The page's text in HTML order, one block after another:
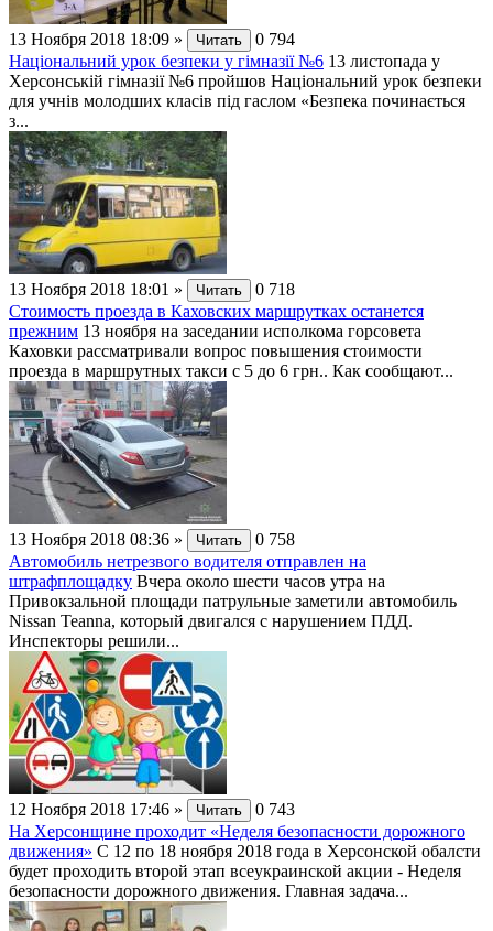
13 Ноября 2018 18:09 » Читать 0 794
Національний урок безпеки у гімназії №6 13 листопада у
Херсонській гімназії №6 пройшов Національний урок безпеки
для учнів молодших класів під гаслом «Безпека починається
з...
13 Ноября 2018 18:01 » Читать 0 718
Стоимость проезда в Каховских маршрутках останется
прежним 13 ноября на заседании исполкома горсовета
Каховки рассматривали вопрос повышения стоимости
проезда в маршрутных такси с 5 до 6 грн.. Как сообщают...
13 Ноября 2018 08:36 » Читать 0 758
Автомобиль нетрезвого водителя отправлен на
штрафплощадку Вчера около шести часов утра на
Привокзальной площади патрульные заметили автомобиль
Nissan Teanna, который двигался с нарушением ПДД.
Инспекторы решили...
12 Ноября 2018 17:46 » Читать 0 743
На Херсонщине проходит «Неделя безопасности дорожного
движения» С 12 по 18 ноября 2018 года в Херсонской обалсти
будет проходить второй этап всеукраинской акции - Неделя
безопасности дорожного движения. Главная задача...